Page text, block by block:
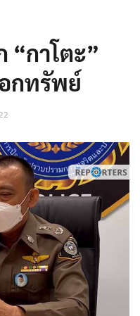
“กาโตะ”
กทรัพย์